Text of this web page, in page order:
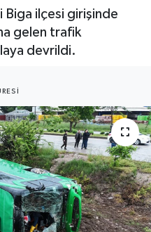
Biga ilçesi girişinde
gelen trafik
devrildi.